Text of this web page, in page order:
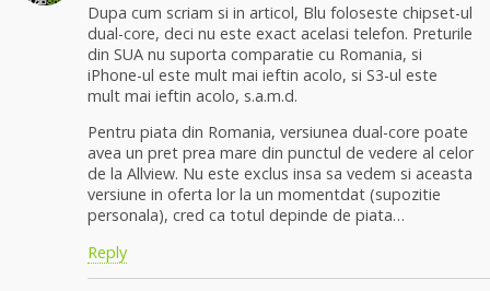
Dupa cum scriam si in articol, Blu foloseste chipset-ul
dual-core, deci nu este exact acelasi telefon. Preturile
din SUA nu suporta comparatie cu Romania, si
iPhone-ul este mult mai ieftin acolo, si S3-ul este
mult mai ieftin acolo, s.a.m.d.
Pentru piata din Romania, versiunea dual-core poate
avea un pret prea mare din punctul de vedere al celor
de la Allview. Nu este exclus insa sa vedem si aceasta
versiune in oferta lor la un momentdat (supozitie
personala), cred ca totul depinde de piata…
Reply